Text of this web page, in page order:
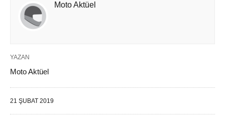
Moto Aktüel
YAZAN
Moto Aktüel
21 ŞUBAT 2019